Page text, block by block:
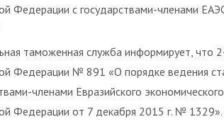
Федерации с государствами-членами
таможенная служба информирует, что
Федерации № 891 «О порядке ведения
членами Евразийского
Федерации от 7 декабря 2015 г. № 1329».